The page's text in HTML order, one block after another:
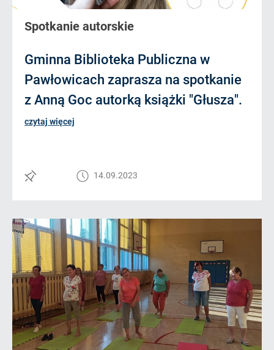
Spotkanie autorskie
Gminna Biblioteka Publiczna w
Pawłowicach zaprasza na spotkanie
z Anną Goc autorką książki "Głusza".
czytaj więcej
14.09.2023